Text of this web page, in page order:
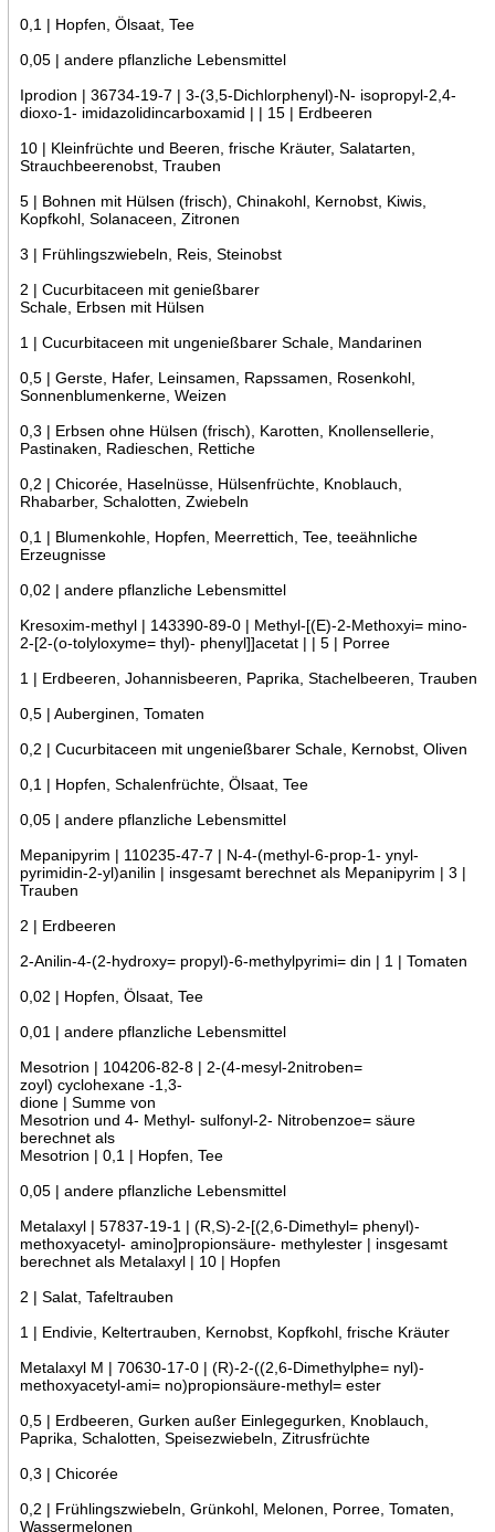
0,1 | Hopfen, Ölsaat, Tee
0,05 | andere pflanzliche Lebensmittel
Iprodion | 36734-19-7 | 3-(3,5-Dichlorphenyl)-N- isopropyl-2,4-
dioxo-1- imidazolidincarboxamid | | 15 | Erdbeeren
10 | Kleinfrüchte und Beeren, frische Kräuter, Salatarten,
Strauchbeerenobst, Trauben
5 | Bohnen mit Hülsen (frisch), Chinakohl, Kernobst, Kiwis,
Kopfkohl, Solanaceen, Zitronen
3 | Frühlingszwiebeln, Reis, Steinobst
2 | Cucurbitaceen mit genießbarer
Schale, Erbsen mit Hülsen
1 | Cucurbitaceen mit ungenießbarer Schale, Mandarinen
0,5 | Gerste, Hafer, Leinsamen, Rapssamen, Rosenkohl,
Sonnenblumenkerne, Weizen
0,3 | Erbsen ohne Hülsen (frisch), Karotten, Knollensellerie,
Pastinaken, Radieschen, Rettiche
0,2 | Chicorée, Haselnüsse, Hülsenfrüchte, Knoblauch,
Rhabarber, Schalotten, Zwiebeln
0,1 | Blumenkohle, Hopfen, Meerrettich, Tee, teeähnliche
Erzeugnisse
0,02 | andere pflanzliche Lebensmittel
Kresoxim-methyl | 143390-89-0 | Methyl-[(E)-2-Methoxyi= mino-
2-[2-(o-tolyloxyme= thyl)- phenyl]]acetat | | 5 | Porree
1 | Erdbeeren, Johannisbeeren, Paprika, Stachelbeeren, Trauben
0,5 | Auberginen, Tomaten
0,2 | Cucurbitaceen mit ungenießbarer Schale, Kernobst, Oliven
0,1 | Hopfen, Schalenfrüchte, Ölsaat, Tee
0,05 | andere pflanzliche Lebensmittel
Mepanipyrim | 110235-47-7 | N-4-(methyl-6-prop-1- ynyl-
pyrimidin-2-yl)anilin | insgesamt berechnet als Mepanipyrim | 3 |
Trauben
2 | Erdbeeren
2-Anilin-4-(2-hydroxy= propyl)-6-methylpyrimi= din | 1 | Tomaten
0,02 | Hopfen, Ölsaat, Tee
0,01 | andere pflanzliche Lebensmittel
Mesotrion | 104206-82-8 | 2-(4-mesyl-2nitroben=
zoyl) cyclohexane -1,3-
dione | Summe von
Mesotrion und 4- Methyl- sulfonyl-2- Nitrobenzoe= säure
berechnet als
Mesotrion | 0,1 | Hopfen, Tee
0,05 | andere pflanzliche Lebensmittel
Metalaxyl | 57837-19-1 | (R,S)-2-[(2,6-Dimethyl= phenyl)-
methoxyacetyl- amino]propionsäure- methylester | insgesamt
berechnet als Metalaxyl | 10 | Hopfen
2 | Salat, Tafeltrauben
1 | Endivie, Keltertrauben, Kernobst, Kopfkohl, frische Kräuter
Metalaxyl M | 70630-17-0 | (R)-2-((2,6-Dimethylphe= nyl)-
methoxyacetyl-ami= no)propionsäure-methyl= ester
0,5 | Erdbeeren, Gurken außer Einlegegurken, Knoblauch,
Paprika, Schalotten, Speisezwiebeln, Zitrusfrüchte
0,3 | Chicorée
0,2 | Frühlingszwiebeln, Grünkohl, Melonen, Porree, Tomaten,
Wassermelonen